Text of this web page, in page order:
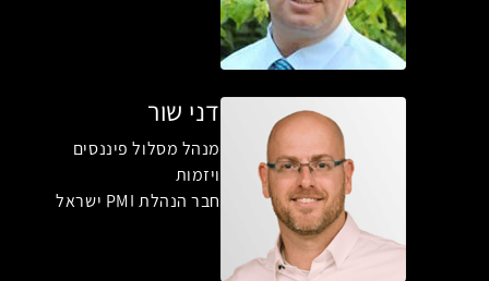
דני שור
מנהל מסלול פיננסים
ויזמות
חבר הנהלת PMI ישראל